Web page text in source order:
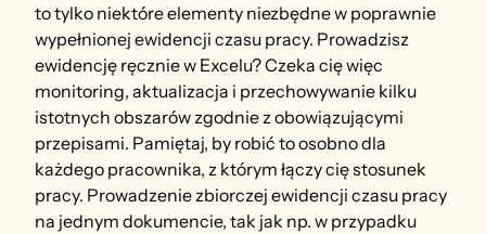
to tylko niektóre elementy niezbędne w poprawnie
wypełnionej ewidencji czasu pracy. Prowadzisz
ewidencję ręcznie w Excelu? Czeka cię więc
monitoring, aktualizacja i przechowywanie kilku
istotnych obszarów zgodnie z obowiązującymi
przepisami. Pamiętaj, by robić to osobno dla
każdego pracownika, z którym łączy cię stosunek
pracy. Prowadzenie zbiorczej ewidencji czasu pracy
na jednym dokumencie, tak jak np. w przypadku